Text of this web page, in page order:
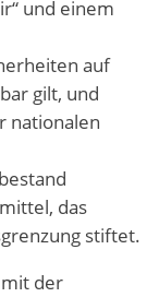
und einem
auf
gilt, und
nationalen
das
stiftet.
mit der